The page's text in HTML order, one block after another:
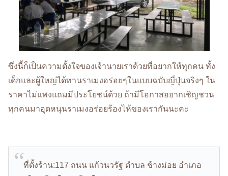
ซึ่งนี้ก็เป็นความตั้งใจของเจ้านายเราด้วยที่อยากให้ทุกคน ทั้ง
เด็กและผู้ใหญ่ได้ทานราเมงอร่อยๆในแบบฉบับญี่ปุ่นจริงๆ ใน
ราคาไม่แพงแถมมีประโยชน์ด้วย ถ้ามีโอกาสอยากเชิญชวน
ทุกคนมาอุดหนุนราเมงอร่อยร้องไห้ของเรากันนะคะ
ที่ตั้งร้าน:117 ถนน แก้วนวรัฐ ตำบล ช้างม่อย อำเภอ